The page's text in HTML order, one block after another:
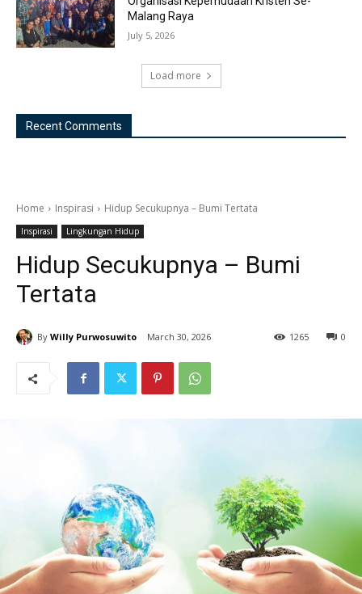
Malang Raya
July 5, 2026
Load more
Recent Comments